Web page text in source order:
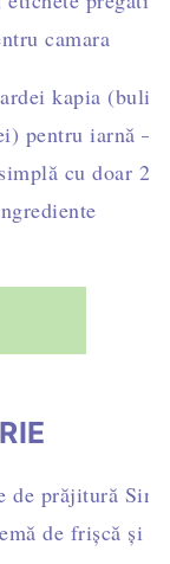
kapia
pentru iarnă –
cu doar 2